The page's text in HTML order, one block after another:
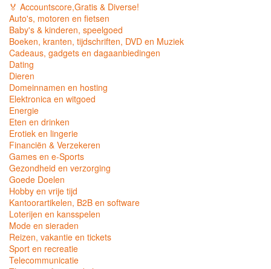
🏅 Accountscore,Gratis & Diverse!
Auto's, motoren en fietsen
Baby's & kinderen, speelgoed
Boeken, kranten, tijdschriften, DVD en Muziek
Cadeaus, gadgets en dagaanbiedingen
Dating
Dieren
Domeinnamen en hosting
Elektronica en witgoed
Energie
Eten en drinken
Erotiek en lingerie
Financiën & Verzekeren
Games en e-Sports
Gezondheid en verzorging
Goede Doelen
Hobby en vrije tijd
Kantoorartikelen, B2B en software
Loterijen en kansspelen
Mode en sieraden
Reizen, vakantie en tickets
Sport en recreatie
Telecommunicatie